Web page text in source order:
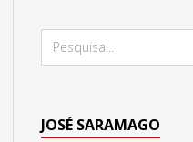
JOSÉ SARAMAGO